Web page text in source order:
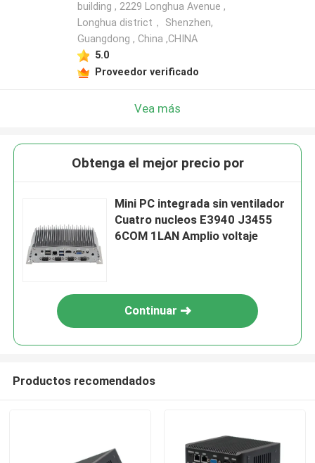
building , 2229 Longhua Avenue ,
Longhua district， Shenzhen,
Guangdong , China ,CHINA
5.0
Proveedor verificado
Vea más
Obtenga el mejor precio por
Mini PC integrada sin ventilador
Cuatro nucleos E3940 J3455
6COM 1LAN Amplio voltaje
Continuar
Productos recomendados